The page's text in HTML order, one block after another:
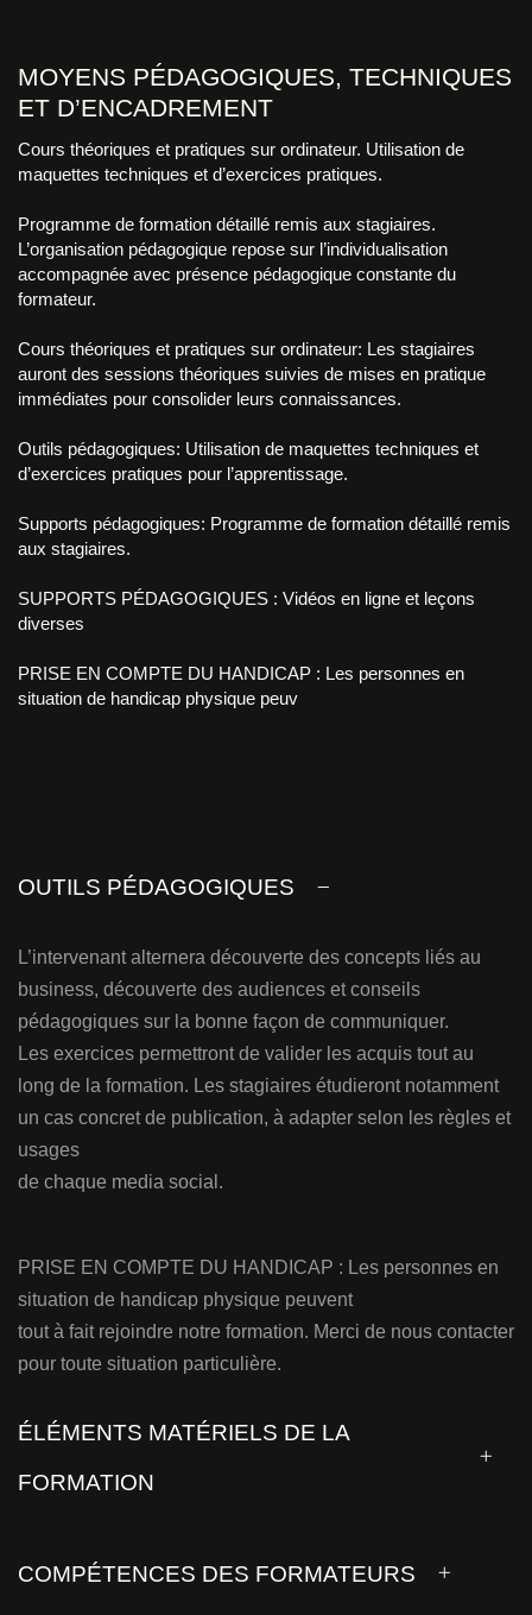
MOYENS PÉDAGOGIQUES, TECHNIQUES
ET D’ENCADREMENT
Cours théoriques et pratiques sur ordinateur. Utilisation de
maquettes techniques et d’exercices pratiques.
Programme de formation détaillé remis aux stagiaires.
L’organisation pédagogique repose sur l’individualisation
accompagnée avec présence pédagogique constante du
formateur.
Cours théoriques et pratiques sur ordinateur: Les stagiaires
auront des sessions théoriques suivies de mises en pratique
immédiates pour consolider leurs connaissances.
Outils pédagogiques: Utilisation de maquettes techniques et
d’exercices pratiques pour l’apprentissage.
Supports pédagogiques: Programme de formation détaillé remis
aux stagiaires.
SUPPORTS PÉDAGOGIQUES : Vidéos en ligne et leçons
diverses
PRISE EN COMPTE DU HANDICAP : Les personnes en
situation de handicap physique peuv
OUTILS PÉDAGOGIQUES
L’intervenant alternera découverte des concepts liés au
business, découverte des audiences et conseils
pédagogiques sur la bonne façon de communiquer.
Les exercices permettront de valider les acquis tout au
long de la formation. Les stagiaires étudieront notamment
un cas concret de publication, à adapter selon les règles et
usages
de chaque media social.
PRISE EN COMPTE DU HANDICAP : Les personnes en
situation de handicap physique peuvent
tout à fait rejoindre notre formation. Merci de nous contacter
pour toute situation particulière.
ÉLÉMENTS MATÉRIELS DE LA
FORMATION
COMPÉTENCES DES FORMATEURS